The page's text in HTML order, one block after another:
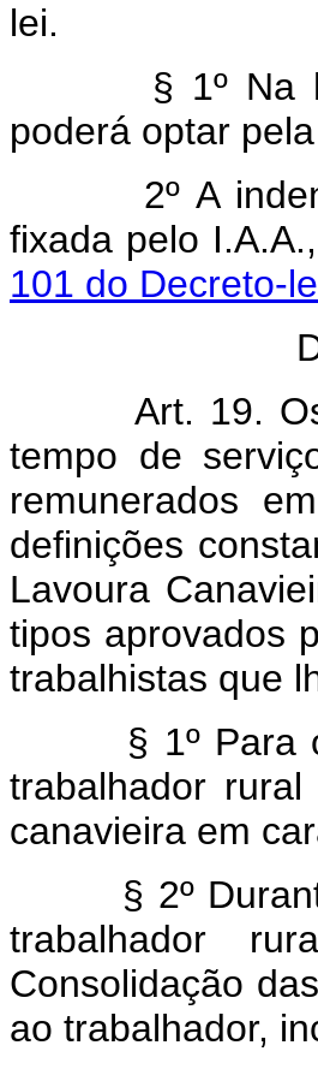
lei.
§ 1º Na
poderá optar
2º A
fixada pelo
101 do Decreto-
Art. 19.
tempo de
remunerados
definições
Lavoura
tipos aprovados
trabalhistas que
§ 1º Para os
trabalhador
canavieira em
§ 2º Durante
trabalhador
Consolidação
ao trabalhador,